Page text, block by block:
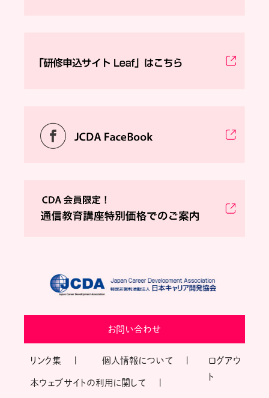
お問い合わせ
リンク集 個人情報について
本ウェブサイトの利用に関して
ログアウ
ト